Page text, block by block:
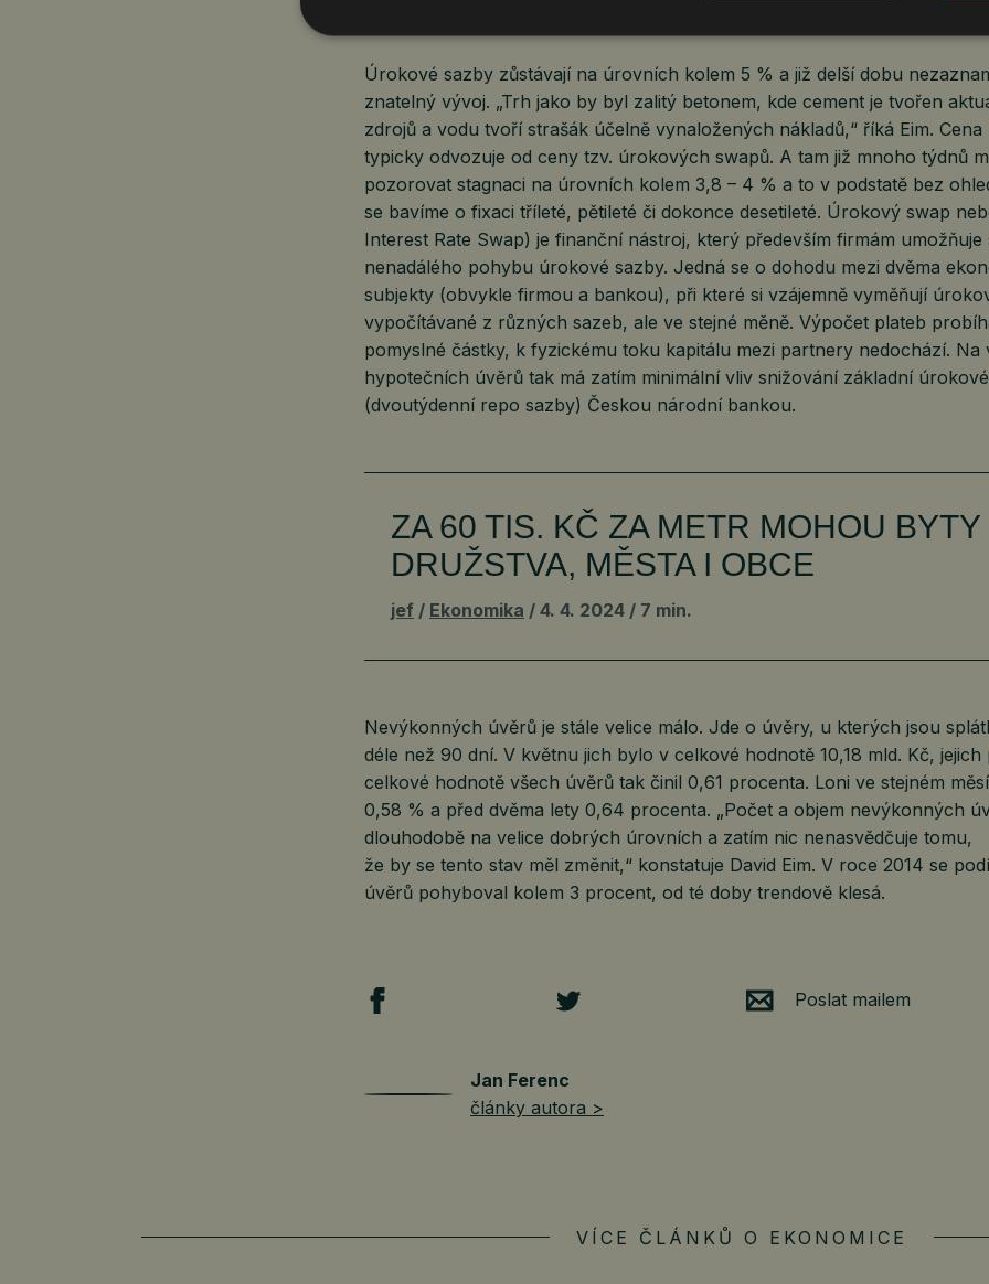
Úrokové sazby zůstávají na úrovních kolem 5 % a již delší dobu
znatelný vývoj. „Trh jako by byl zalitý betonem, kde cement je tvořen
zdrojů a vodu tvoří strašák účelně vynaložených nákladů,“ říká Eim. Cena
typicky odvozuje od ceny tzv. úrokových swapů. A tam již mnoho týdnů
pozorovat stagnaci na úrovních kolem 3,8 – 4 % a to v podstatě bez
se bavíme o fixaci tříleté, pětileté či dokonce desetileté. Úrokový swap
Interest Rate Swap) je finanční nástroj, který především firmám umožňuje
nenadálého pohybu úrokové sazby. Jedná se o dohodu mezi dvěma
subjekty (obvykle firmou a bankou), při které si vzájemně vyměňují
vypočítávané z různých sazeb, ale ve stejné měně. Výpočet plateb
pomyslné částky, k fyzickému toku kapitálu mezi partnery nedochází. Na
hypotečních úvěrů tak má zatím minimální vliv snižování základní
(dvoutýdenní repo sazby) Českou národní bankou.
ZA 60 TIS. KČ ZA METR MOHOU BYTY
DRUŽSTVA, MĚSTA I OBCE
jef Ekonomika 4. 4. 2024 7 min.
Nevýkonných úvěrů je stále velice málo. Jde o úvěry, u kterých jsou
déle než 90 dní. V květnu jich bylo v celkové hodnotě 10,18 mld. Kč, jejich
celkové hodnotě všech úvěrů tak činil 0,61 procenta. Loni ve stejném
0,58 % a před dvěma lety 0,64 procenta. „Počet a objem nevýkonných
dlouhodobě na velice dobrých úrovních a zatím nic nenasvědčuje tomu,
že by se tento stav měl změnit,“ konstatuje David Eim. V roce 2014 se
úvěrů pohyboval kolem 3 procent, od té doby trendově klesá.
Poslat mailem
Jan Ferenc
články autora >
VÍCE ČLÁNKŮ O EKONOMICE